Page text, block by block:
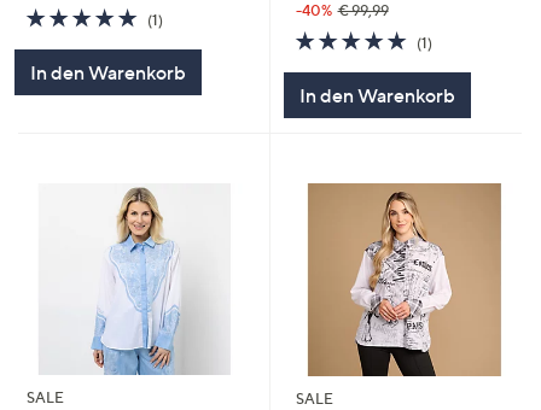
5.0
von
(1)1
In den Warenkorb
-40% € 99,99
5.0
von
(1)1
In den Warenkorb
SALE
SALE